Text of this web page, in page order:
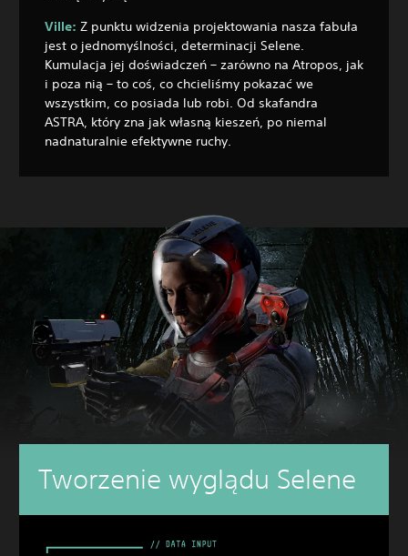
Ville: Z punktu widzenia projektowania nasza fabuła
jest o jednomyślności, determinacji Selene.
Kumulacja jej doświadczeń – zarówno na Atropos, jak
i poza nią – to coś, co chcieliśmy pokazać we
wszystkim, co posiada lub robi. Od skafandra
ASTRA, który zna jak własną kieszeń, po niemal
nadnaturalnie efektywne ruchy.
Tworzenie wyglądu Selene